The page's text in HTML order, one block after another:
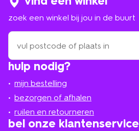
hulp nodig?
mijn bestelling
bezorgen of afhalen
ruilen en retourneren
bel onze klantenservice
zoek een winkel bij jou in de buurt
zoek
een
winkel
bij
in
de
buurt